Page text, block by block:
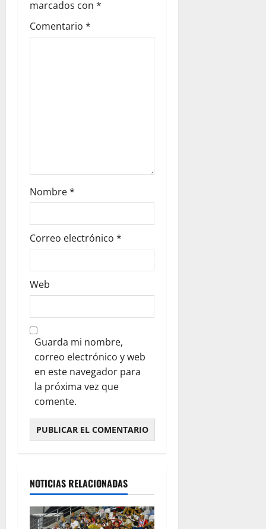
marcados con *
Comentario *
Nombre*
Correo electrónico *
Web
Guarda mi nombre,
correo electrónico y web
en este navegador para
la próxima vez que
comente.
NOTICIAS RELACIONADAS